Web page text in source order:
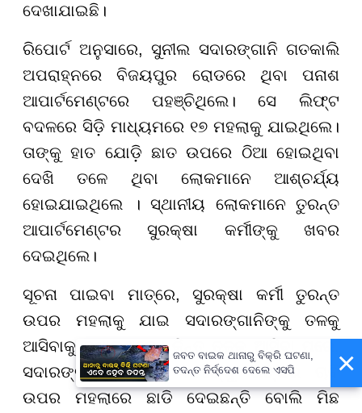
ଦେଖାଯାଇଛି।
ରିପୋର୍ଟ ଅନୁସାରେ, ସୁନୀଲ ସଦାରଙ୍ଗାନି ଗତକାଲି
ଅପରାହ୍ନରେ ବିଜୟପୁର ରୋଡରେ ଥିବା ପନାଶ
ଆପାର୍ଟମେଣ୍ଟରେ ପହଞ୍ଚିଥିଲେ। ସେ ଲିଫ୍ଟ
ବଦଳରେ ସିଡ଼ି ମାଧ୍ୟମରେ ୧୭ ମହଲାକୁ ଯାଇଥିଲେ।
ତାଙ୍କୁ ହାତ ଯୋଡ଼ି ଛାତ ଉପରେ ଠିଆ ହୋଇଥିବା
ଦେଖି ତଳେ ଥିବା ଲୋକମାନେ ଆଶ୍ଚର୍ଯ୍ୟ
ହୋଇଯାଇଥିଲେ । ସ୍ଥାନୀୟ ଲୋକମାନେ ତୁରନ୍ତ
ଆପାର୍ଟମେଣ୍ଟର ସୁରକ୍ଷା କର୍ମୀଙ୍କୁ ଖବର
ଦେଇଥିଲେ।
ସୂଚନା ପାଇବା ମାତ୍ରେ, ସୁରକ୍ଷା କର୍ମୀ ତୁରନ୍ତ
ଉପର ମହଲାକୁ ଯାଇ ସଦାରଙ୍ଗାନିଙ୍କୁ ତଳକୁ
ଆସିବାକୁ ବୁଝାଇଥିଲେ। କିନ୍ତୁ ତଳକୁ ଆସିବା ପରେ,
ସଦାରଙ୍ଗାନି ସୁରକ୍ଷା କର୍ମୀଙ୍କୁ ତାଙ୍କର ଚାବି
ଉପର ମହଲାରେ ଛାଡି ଦେଇଛନ୍ତି ବୋଲି ମିଛ
×
ଜବତ ବାଇକ ଥାନାରୁ ବିକ୍ରି ଘଟଣା,
ତଦନ୍ତ ନିର୍ଦ୍ଦେଶ ଦେଲେ ଏସପି